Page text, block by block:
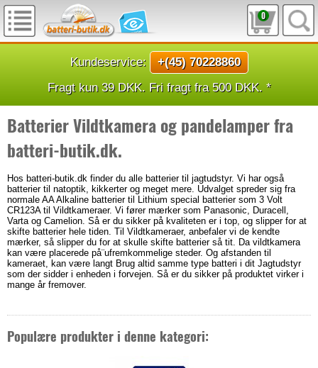
0
Kundeservice:
+(45) 70228860
Fragt kun 39 DKK. Fri fragt fra 500 DKK. *
Batterier Vildtkamera og pandelamper fra
batteri-butik.dk.
Hos batteri-butik.dk finder du alle batterier til jagtudstyr. Vi har også
batterier til natoptik, kikkerter og meget mere. Udvalget spreder sig fra
normale AA Alkaline batterier til Lithium special batterier som 3 Volt
CR123A til Vildtkameraer. Vi fører mærker som Panasonic, Duracell,
Varta og Camelion. Så er du sikker på kvaliteten er i top, og slipper for at
skifte batterier hele tiden. Til Vildtkameraer, anbefaler vi de kendte
mærker, så slipper du for at skulle skifte batterier så tit. Da vildtkamera
kan være placerede på¨ufremkommelige steder. Og afstanden til
kameraet, kan være langt Brug altid samme type batteri i dit Jagtudstyr
som der sidder i enheden i forvejen. Så er du sikker på produktet virker i
mange år fremover.
Populære produkter i denne kategori: